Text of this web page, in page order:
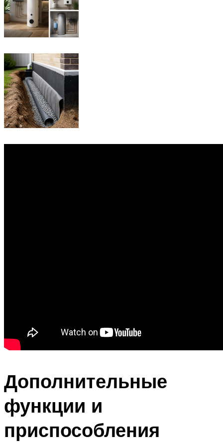
Дополнительные
функции и
приспособления